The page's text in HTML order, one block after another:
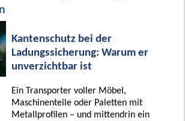
Kantenschutz bei der
Ladungssicherung: Warum er
unverzichtbar ist
Ein Transporter voller Möbel,
Maschinenteile oder Paletten mit
Metallprofilen – und mittendrin ein